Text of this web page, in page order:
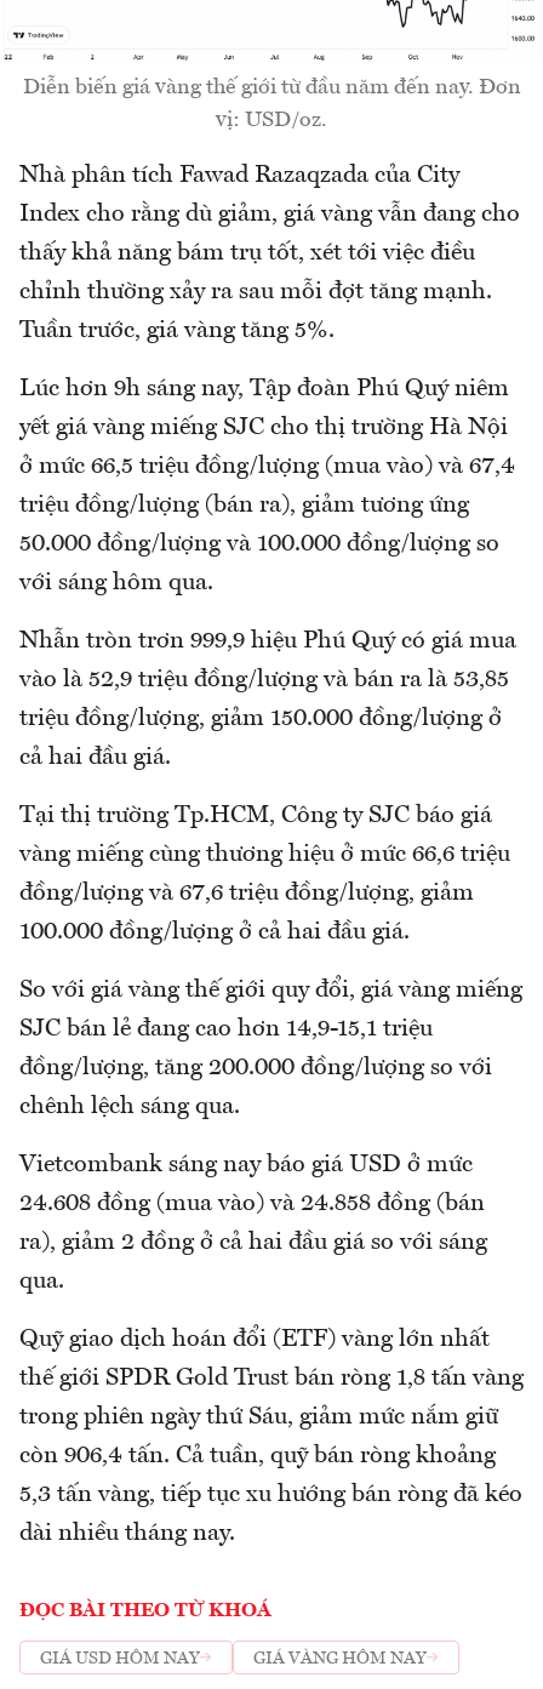
Diễn biến giá vàng thế giới từ đầu năm đến nay. Đơn
vị: USD/oz.
Nhà phân tích Fawad Razaqzada của City
Index cho rằng dù giảm, giá vàng vẫn đang cho
thấy khả năng bám trụ tốt, xét tới việc điều
chỉnh thường xảy ra sau mỗi đợt tăng mạnh.
Tuần trước, giá vàng tăng 5%.
Lúc hơn 9h sáng nay, Tập đoàn Phú Quý niêm
yết giá vàng miếng SJC cho thị trường Hà Nội
ở mức 66,5 triệu đồng/lượng (mua vào) và 67,4
triệu đồng/lượng (bán ra), giảm tương ứng
50.000 đồng/lượng và 100.000 đồng/lượng so
với sáng hôm qua.
Nhẫn tròn trơn 999,9 hiệu Phú Quý có giá mua
vào là 52,9 triệu đồng/lượng và bán ra là 53,85
triệu đồng/lượng, giảm 150.000 đồng/lượng ở
cả hai đầu giá.
Tại thị trường Tp.HCM, Công ty SJC báo giá
vàng miếng cùng thương hiệu ở mức 66,6 triệu
đồng/lượng và 67,6 triệu đồng/lượng, giảm
100.000 đồng/lượng ở cả hai đầu giá.
So với giá vàng thế giới quy đổi, giá vàng miếng
SJC bán lẻ đang cao hơn 14,9-15,1 triệu
đồng/lượng, tăng 200.000 đồng/lượng so với
chênh lệch sáng qua.
Vietcombank sáng nay báo giá USD ở mức
24.608 đồng (mua vào) và 24.858 đồng (bán
ra), giảm 2 đồng ở cả hai đầu giá so với sáng
qua.
Quỹ giao dịch hoán đổi (ETF) vàng lớn nhất
thế giới SPDR Gold Trust bán ròng 1,8 tấn vàng
trong phiên ngày thứ Sáu, giảm mức nắm giữ
còn 906,4 tấn. Cả tuần, quỹ bán ròng khoảng
5,3 tấn vàng, tiếp tục xu hướng bán ròng đã kéo
dài nhiều tháng nay.
ĐỌC BÀI THEO TỪ KHOÁ
GIÁ USD HÔM NAY GIÁ VÀNG HÔM NAY